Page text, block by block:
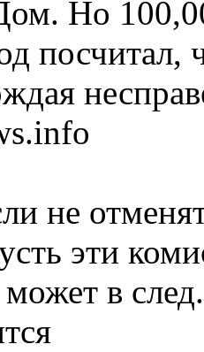
Но
посчитал,
не
эти
в